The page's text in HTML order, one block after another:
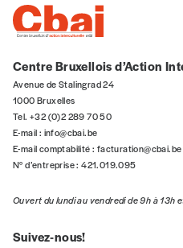
Centre Bruxellois d’Action
Avenue de Stalingrad 24
1000 Bruxelles
Tel. +32 (0)2 289 70 50
E-mail : info@cbai.be
E-mail comptabilité : facturation@cbai.be
N° d’entreprise : 421.019.095
Ouvert du lundi au vendredi de 9h à 13h
Suivez-nous!